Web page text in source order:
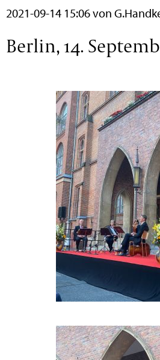
2021-09-14 15:06von
Berlin, 14.